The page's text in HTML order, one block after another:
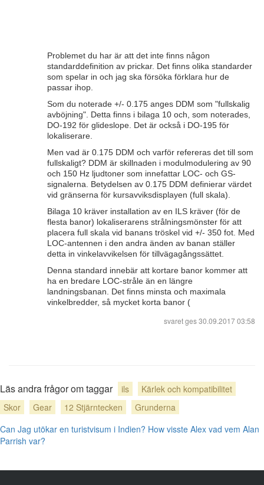
Problemet du har är att det inte finns någon
standarddefinition av prickar. Det finns olika standarder
som spelar in och jag ska försöka förklara hur de
passar ihop.
Som du noterade +/- 0.175 anges DDM som "fullskalig
avböjning". Detta finns i bilaga 10 och, som noterades,
DO-192 för glideslope. Det är också i DO-195 för
lokaliserare.
Men vad är 0.175 DDM och varför refereras det till som
fullskaligt? DDM är skillnaden i modulmodulering av 90
och 150 Hz ljudtoner som innefattar LOC- och GS-
signalerna. Betydelsen av 0.175 DDM definierar värdet
vid gränserna för kursavviksdisplayen (full skala).
Bilaga 10 kräver installation av en ILS kräver (för de
flesta banor) lokaliserarens strålningsmönster för att
placera full skala vid banans tröskel vid +/- 350 fot. Med
LOC-antennen i den andra änden av banan ställer
detta in vinkelavvikelsen för tillvägagångssättet.
Denna standard innebär att kortare banor kommer att
ha en bredare LOC-stråle än en längre
landningsbanan. Det finns minsta och maximala
vinkelbredder, så mycket korta banor (
svaret ges30.09.2017 03:58
Läs andra frågor om taggar ils
Kärlek och kompatibilitet
Skor
Gear 12 Stjärntecken
Grunderna
Can Jag utökar en turistvisum i Indien? How visste Alex vad vem Alan
Parrish var?